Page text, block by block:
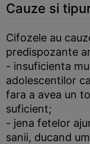
Cauze si
Cifozele au
predispozante
- insuficienta
adolescentilor
fara a avea un
suficient;
- jena fetelor
sanii, ducand